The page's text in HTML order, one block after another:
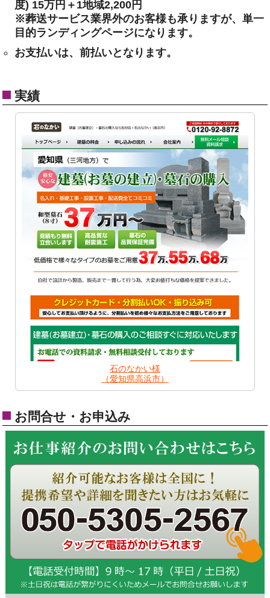
度) 15万円＋1地域2,200円
※葬送サービス業界外のお客様も承りますが、単一
目的ランディングページになります。
お支払いは、前払いとなります。
実績
石のなかい様
（愛知県高浜市）
お問合せ・お申込み